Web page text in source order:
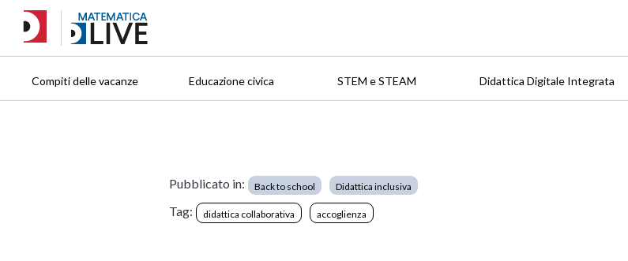
Compiti delle vacanze Educazione civica STEM e STEAM Didattica Digitale Integrata
Pubblicato in: Back to school Didattica inclusiva
Tag: didattica collaborativa accoglienza